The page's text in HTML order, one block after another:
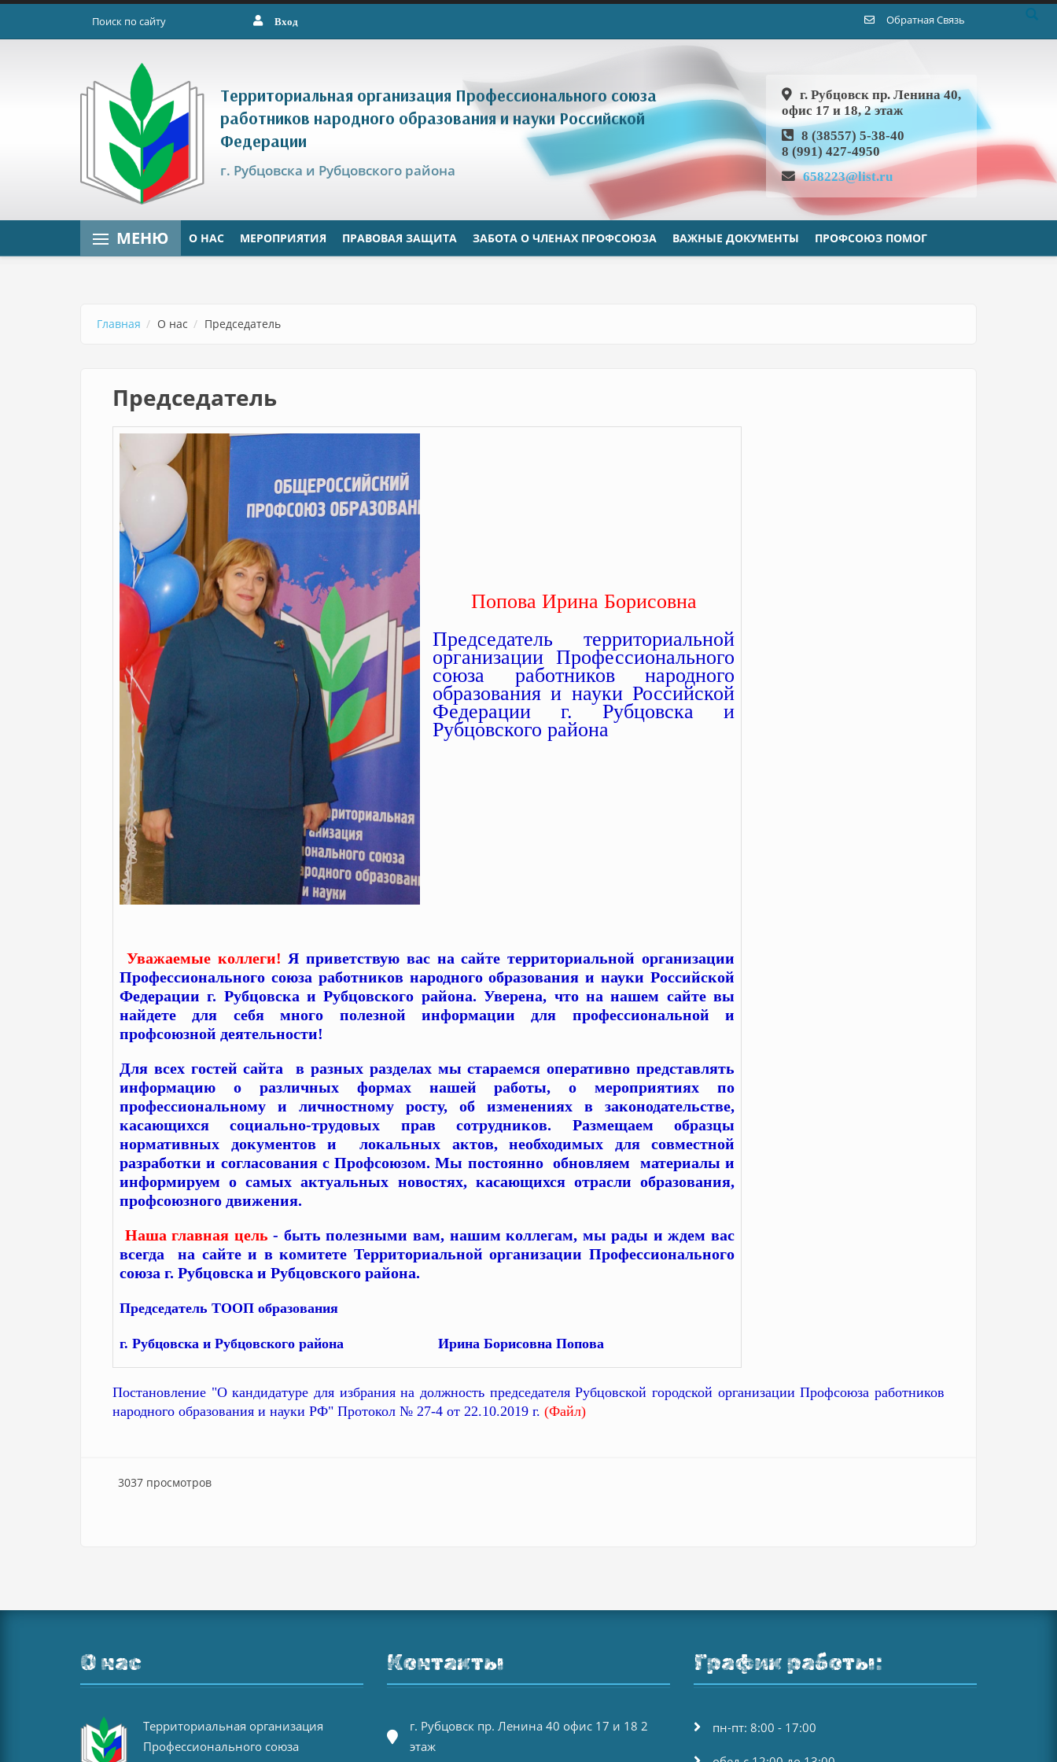
Перейти к основному содержанию
Форма поиска
Вход Обратная Связь
Территориальная организация Профессионального союза
работников народного образования и науки Российской
Федерации
г. Рубцовска и Рубцовского района
г. Рубцовск пр. Ленина 40,
офис 17 и 18, 2 этаж
8 (38557) 5-38-40
8 (991) 427-4950
658223@list.ru
МЕНЮ О НАС МЕРОПРИЯТИЯ ПРАВОВАЯ ЗАЩИТА ЗАБОТА О ЧЛЕНАХ ПРОФСОЮЗА ВАЖНЫЕ ДОКУМЕНТЫ ПРОФСОЮЗ ПОМОГ
Главная О нас Председатель
Председатель
Попова Ирина Борисовна
Председатель территориальной
организации Профессионального
союза работников народного
образования и науки Российской
Федерации г. Рубцовска и
Рубцовского района
Уважаемые коллеги! Я приветствую вас на сайте территориальной организации
Профессионального союза работников народного образования и науки Российской
Федерации г. Рубцовска и Рубцовского района. Уверена, что на нашем сайте вы
найдете для себя много полезной информации для профессиональной и
профсоюзной деятельности!
Для всех гостей сайта в разных разделах мы стараемся оперативно представлять
информацию о различных формах нашей работы, о мероприятиях по
профессиональному и личностному росту, об изменениях в законодательстве,
касающихся социально-трудовых прав сотрудников. Размещаем образцы
нормативных документов и локальных актов, необходимых для совместной
разработки и согласования с Профсоюзом. Мы постоянно обновляем материалы и
информируем о самых актуальных новостях, касающихся отрасли образования,
профсоюзного движения.
Наша главная цель- быть полезными вам, нашим коллегам, мы рады и ждем вас
всегда на сайте и в комитете Территориальной организации Профессионального
союза г. Рубцовска и Рубцовского района.
Председатель ТООП образования
г. Рубцовска и Рубцовского района Ирина Борисовна Попова
Постановление "О кандидатуре для избрания на должность председателя Рубцовской городской организации Профсоюза работников
народного образования и науки РФ" Протокол № 27-4 от 22.10.2019 г. (Файл)
3037 просмотров
О нас
Территориальная организация
Профессионального союза
Контакты
г. Рубцовск пр. Ленина 40 офис 17 и 18 2
этаж
График работы:
пн-пт: 8:00 - 17:00